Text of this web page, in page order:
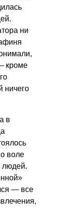
ни
кроме
ничего
в
воле
людей.
— все